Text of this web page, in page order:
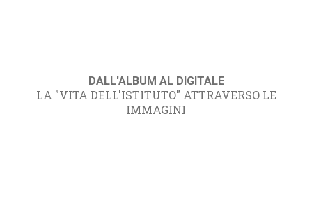
DALL'ALBUM AL DIGITALE
LA "VITA DELL'ISTITUTO" ATTRAVERSO LE
IMMAGINI